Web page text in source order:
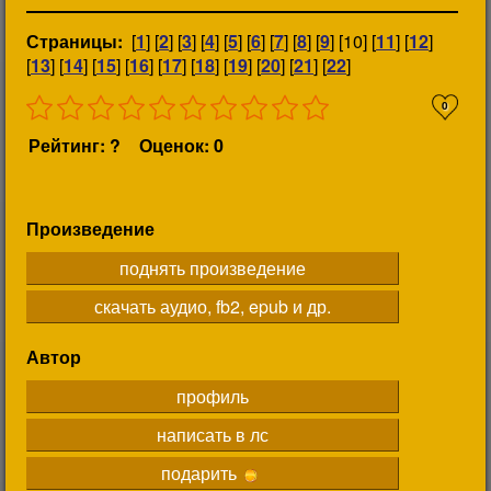
Страницы: [1] [2] [3] [4] [5] [6] [7] [8] [9] [10] [11] [12]
[13] [14] [15] [16] [17] [18] [19] [20] [21] [22]
0
Рейтинг: ? Оценок: 0
Произведение
поднять произведение
скачать аудио, fb2, epub и др.
Автор
профиль
написать в лс
подарить